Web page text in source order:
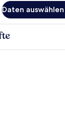
Daten